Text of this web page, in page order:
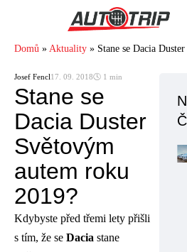
Domů » Aktuality » Stane se Dacia
Josef Fencl17. 09. 2018🕓 1 min
Stane se
Dacia Duster
Světovým
autem roku
2019?
Kdybyste před třemi lety přišli
s tím, že se Dacia stane